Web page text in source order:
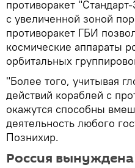
противоракет
с увеличенной зоной
противоракет ГБИ
космические аппараты
орбитальных
"Более того, учитывая
действий кораблей с
окажутся способны
деятельность любого
Познихир.
Россия